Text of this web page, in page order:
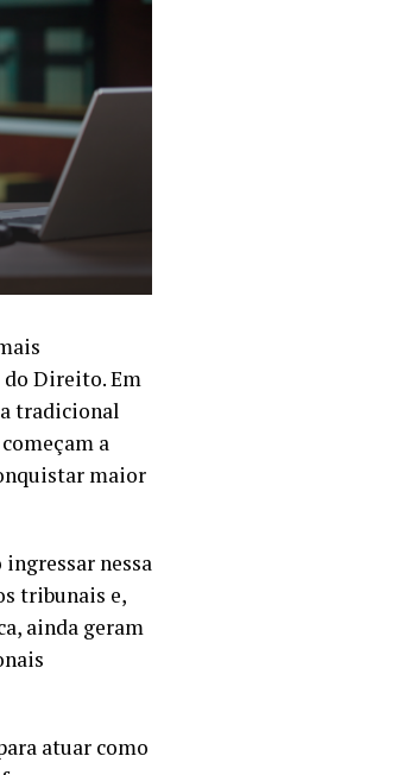
Direito. Em
tradicional
a
maior
nessa
tribunais e,
ainda geram
atuar como